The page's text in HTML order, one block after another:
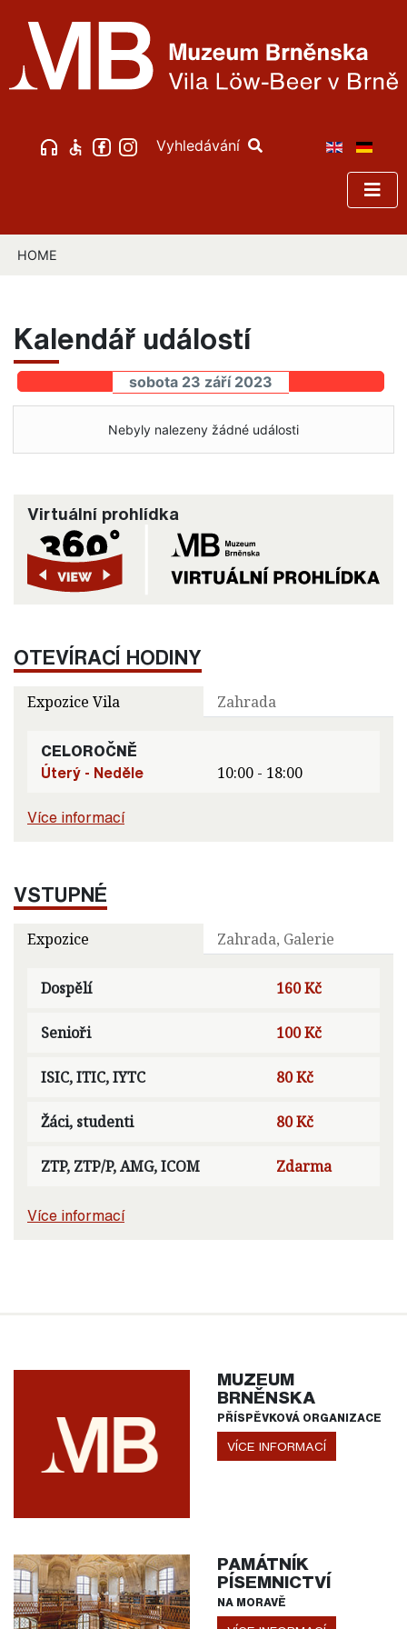
Vyhledávání
HOME
Kalendář událostí
sobota 23 září 2023
Nebyly nalezeny žádné události
Virtuální prohlídka
OTEVÍRACÍ HODINY
Expozice Vila Zahrada
CELOROČNĚ
Úterý - Neděle
10:00 - 18:00
Více informací
VSTUPNÉ
Expozice Zahrada, Galerie
Dospělí 160 Kč
Senioři 100 Kč
ISIC, ITIC, IYTC 80 Kč
Žáci, studenti 80 Kč
ZTP, ZTP/P, AMG, ICOM Zdarma
Více informací
MUZEUM
BRNĚNSKA
PŘÍSPĚVKOVÁ ORGANIZACE
VÍCE INFORMACÍ
PAMÁTNÍK
PÍSEMNICTVÍ
NA MORAVĚ